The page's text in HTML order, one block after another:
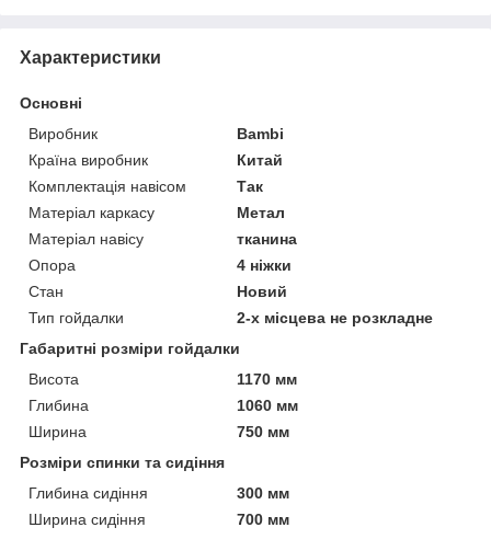
Характеристики
Основні
Виробник
Bambi
Країна виробник
Китай
Комплектація навісом
Так
Матеріал каркасу
Метал
Матеріал навісу
тканина
Опора
4 ніжки
Стан
Новий
Тип гойдалки
2-х місцева не розкладне
Габаритні розміри гойдалки
Висота
1170 мм
Глибина
1060 мм
Ширина
750 мм
Розміри спинки та сидіння
Глибина сидіння
300 мм
Ширина сидіння
700 мм